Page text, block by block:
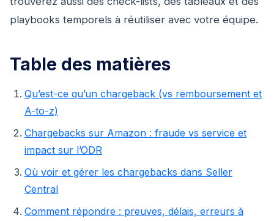
playbooks temporels à réutiliser avec votre équipe.
Table des matières
Qu’est-ce qu’un chargeback (vs remboursement et
A-to-z)
Chargebacks sur Amazon : fraude vs service et
impact sur l’ODR
Où voir et gérer les chargebacks dans Seller
Central
Comment répondre : preuves, délais, erreurs à